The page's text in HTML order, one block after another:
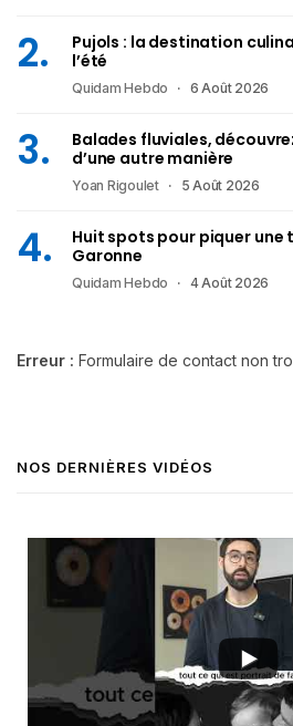
Pujols : la destination
l’été
Quidam Hebdo 6 Août 2026
Balades fluviales,
d’une autre manière
Yoan Rigoulet 5 Août 2026
Huit spots pour piquer
Garonne
Quidam Hebdo 4 Août 2026
Erreur : Formulaire de contact non
NOS DERNIÈRES VIDÉOS